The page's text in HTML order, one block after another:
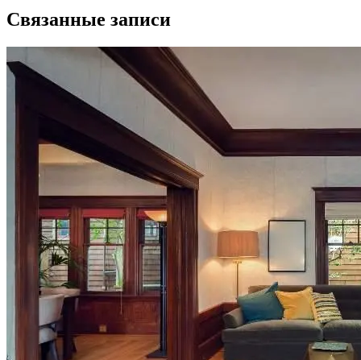
Связанные записи